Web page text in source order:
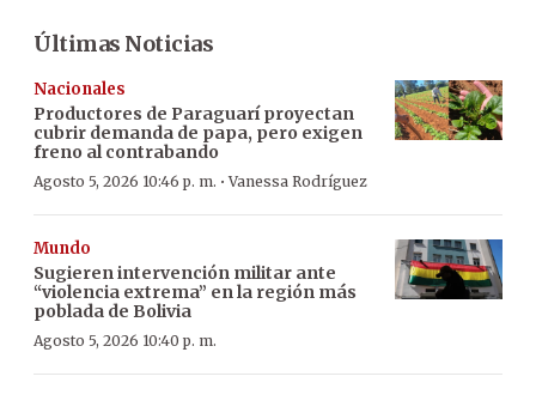
Últimas Noticias
Nacionales
Productores de Paraguarí proyectan
cubrir demanda de papa, pero exigen
freno al contrabando
Agosto 5, 2026 10:46 p. m. ·Vanessa Rodríguez
Mundo
Sugieren intervención militar ante
“violencia extrema” en la región más
poblada de Bolivia
Agosto 5, 2026 10:40 p. m.